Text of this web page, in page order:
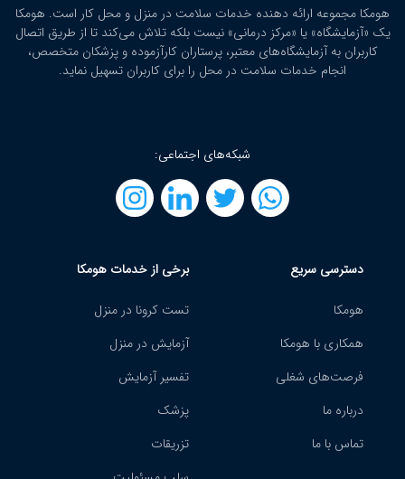
هومکا مجموعه ارائه‌ دهنده خدمات سلامت در منزل و محل کار است. هومکا
یک «آزمایشگاه» یا «مرکز درمانی» نیست بلکه تلاش می‌کند تا از طریق اتصال
کاربران به آزمایشگاه‌های معتبر، پرستاران کارآزموده و پزشکان متخصص،
انجام خدمات سلامت در محل را برای کاربران تسهیل نماید.
شبکه‌های اجتماعی:
دسترسی سریع
هومکا
همکاری با هومکا
فرصت‌های شغلی
درباره ما
تماس با ما
برخی از خدمات هومکا
تست کرونا در منزل
آزمایش در منزل
تفسیر آزمایش
پزشک
تزریقات